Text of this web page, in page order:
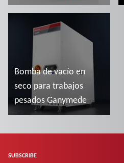
Bomba de vacío en
seco para trabajos
pesados Ganymede
SUBSCRIBE